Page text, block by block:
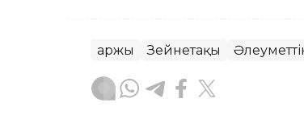
Қаржы Зейнетақы